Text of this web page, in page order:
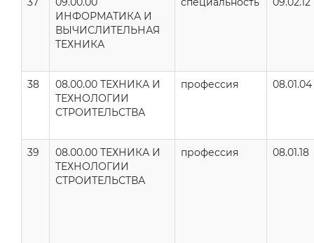
ИНФОРМАТИКА И
ВЫЧИСЛИТЕЛЬНАЯ
ТЕХНИКА
38
08.00.00 ТЕХНИКА И
ТЕХНОЛОГИИ
СТРОИТЕЛЬСТВА
профессия 08.01.04
39
08.00.00 ТЕХНИКА И
ТЕХНОЛОГИИ
СТРОИТЕЛЬСТВА
профессия 08.01.18